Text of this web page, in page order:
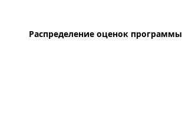
Распределение оценок программы